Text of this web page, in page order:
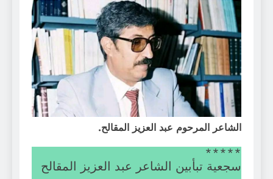
الشاعر المرحوم عبد العزيز المقالح.
*****
سجعية تبأبين الشاعر عبد العزيز المقالح